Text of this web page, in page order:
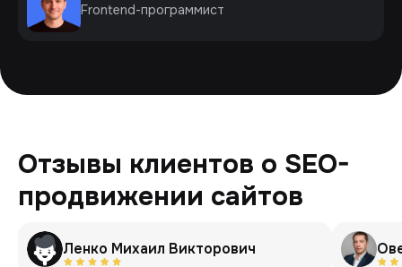
Frontend-программист
Отзывы клиентов о SEO-
продвижении сайтов
Ленко Михаил Викторович